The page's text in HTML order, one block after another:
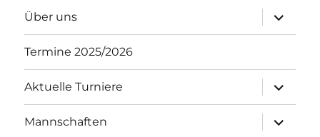
Über uns
öffnen
Termine 2025/2026
Aktuelle Turniere
öffnen
Mannschaften
öffnen